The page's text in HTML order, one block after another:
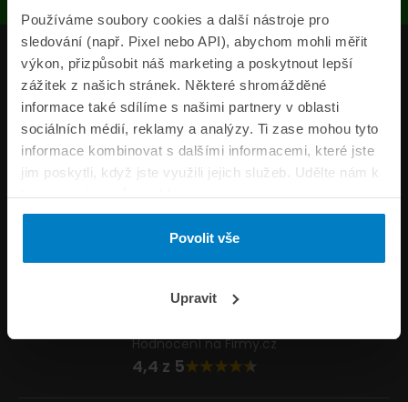
Používáme soubory cookies a další nástroje pro
sledování (např. Pixel nebo API), abychom mohli měřit
výkon, přizpůsobit náš marketing a poskytnout lepší
zážitek z našich stránek. Některé shromážděné
informace také sdílíme s našimi partnery v oblasti
sociálních médií, reklamy a analýzy. Ti zase mohou tyto
informace kombinovat s dalšími informacemi, které jste
jim poskytli, když jste využili jejich služeb. Udělte nám k
tomu prosím svůj souhlas.
Povolit vše
Upravit
Produkty
Pojišťovny
Informace
ePojisteni.cz
Formuláře
Napište nám
Hodnocení na Firmy.cz
4,4 z 5